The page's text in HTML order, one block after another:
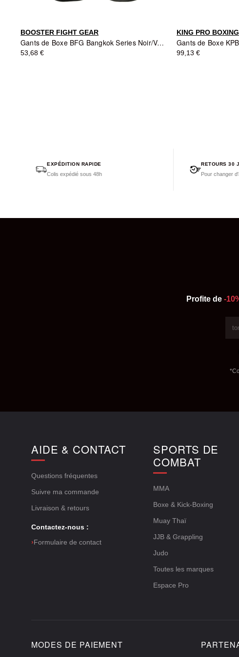
BOOSTER FIGHT GEAR
Gants de Boxe BFG Bangkok Series Noir/Vert - BOOSTER FIGHT GEAR
53,68 €
KING PRO BOXING
99,13 €
EXPÉDITION RAPIDE
Colis expédié sous 48h
RETOURS 30
Pour changer
Profite de -
AIDE & CONTACT
Questions fréquentes
Suivre ma commande
Livraison & retours
Contactez-nous :
›Formulaire de contact
SPORTS DE
COMBAT
MMA
Boxe & Kick-Boxing
Muay Thaï
JJB & Grappling
Judo
Toutes les marques
Espace Pro
MODES DE PAIEMENT